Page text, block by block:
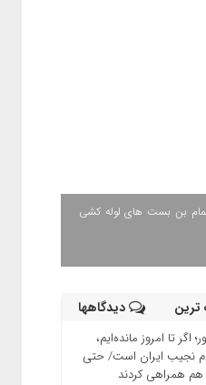
بن بست های لوله کشی
دیدگاهها
اگر تا امروز مانده‌ایم،
نجیب ایران است/ حتی
هم همراهی کردند